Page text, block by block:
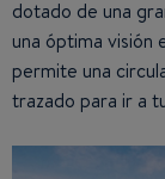
dotado de una
una óptima visión
permite una
trazado para ir a